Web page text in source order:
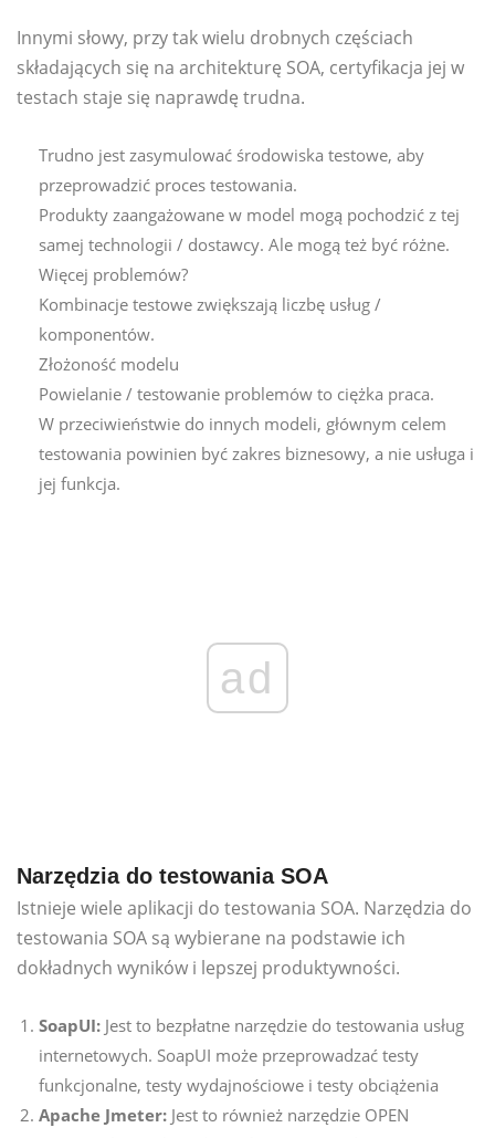
Innymi słowy, przy tak wielu drobnych częściach
składających się na architekturę SOA, certyfikacja jej w
testach staje się naprawdę trudna.
Trudno jest zasymulować środowiska testowe, aby
przeprowadzić proces testowania.
Produkty zaangażowane w model mogą pochodzić z tej
samej technologii / dostawcy. Ale mogą też być różne.
Więcej problemów?
Kombinacje testowe zwiększają liczbę usług /
komponentów.
Złożoność modelu
Powielanie / testowanie problemów to ciężka praca.
W przeciwieństwie do innych modeli, głównym celem
testowania powinien być zakres biznesowy, a nie usługa i
jej funkcja.
ad
Narzędzia do testowania SOA
Istnieje wiele aplikacji do testowania SOA. Narzędzia do
testowania SOA są wybierane na podstawie ich
dokładnych wyników i lepszej produktywności.
SoapUI: Jest to bezpłatne narzędzie do testowania usług
internetowych. SoapUI może przeprowadzać testy
funkcjonalne, testy wydajnościowe i testy obciążenia
Apache Jmeter: Jest to również narzędzie OPEN